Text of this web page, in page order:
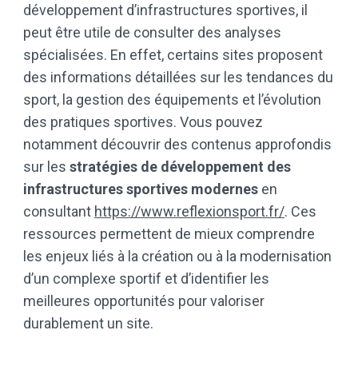
développement d’infrastructures sportives, il
peut être utile de consulter des analyses
spécialisées. En effet, certains sites proposent
des informations détaillées sur les tendances du
sport, la gestion des équipements et l’évolution
des pratiques sportives. Vous pouvez
notamment découvrir des contenus approfondis
sur les stratégies de développement des
infrastructures sportives modernes en
consultant https://www.reflexionsport.fr/. Ces
ressources permettent de mieux comprendre
les enjeux liés à la création ou à la modernisation
d’un complexe sportif et d’identifier les
meilleures opportunités pour valoriser
durablement un site.